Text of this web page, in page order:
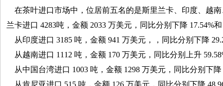
在茶叶进口市场中，位居前五名的是斯里兰卡、印度、越
兰卡进口 4283吨，金额 2033 万美元，同比分别下降 17.54%和
从印度进口 3185 吨，金额 941 万美元，，同比分别下降
从越南进口 1112 吨，金额 170 万美元，同比分别上升
从中国台湾进口 1003 吨，金额 1298 万美元，同比分别下降
从肯尼亚进口 515 吨，金额 126 万美元，同比分别下降